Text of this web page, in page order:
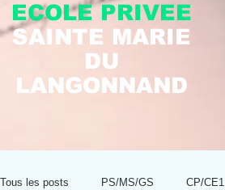
Tous les posts PS/MS/GS CP/CE1
ECOLE PRIVEE
SAINTE MARIE
DU
LANGONNAND